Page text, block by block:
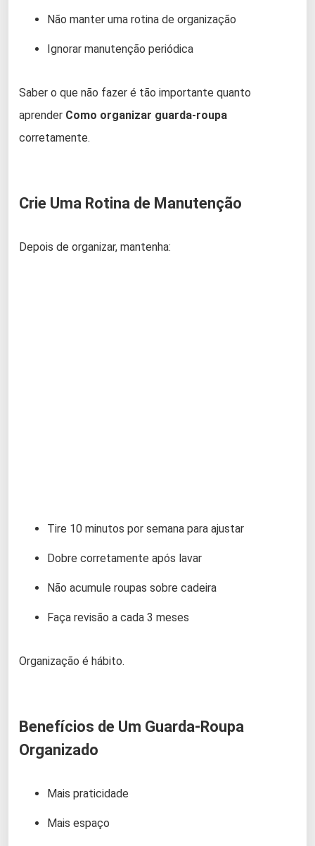
Não manter uma rotina de organização
Ignorar manutenção periódica
Saber o que não fazer é tão importante quanto
aprender Como organizar guarda-roupa
corretamente.
Crie Uma Rotina de Manutenção
Depois de organizar, mantenha:
Tire 10 minutos por semana para ajustar
Dobre corretamente após lavar
Não acumule roupas sobre cadeira
Faça revisão a cada 3 meses
Organização é hábito.
Benefícios de Um Guarda-Roupa
Organizado
Mais praticidade
Mais espaço